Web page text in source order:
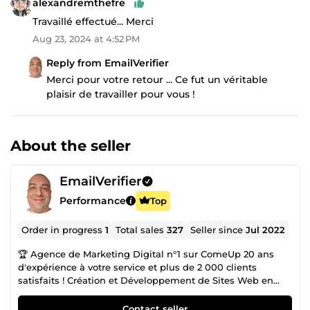
alexandremthefre
Travaillé effectué... Merci
Aug 23, 2024 at 4:52 PM
Reply from EmailVerifier
Merci pour votre retour ... Ce fut un véritable
plaisir de travailler pour vous !
About the seller
EmailVerifier
Performance Top
Order in progress1 Total sales327 Seller sinceJul 2022
🏆 Agence de Marketing Digital n°1 sur ComeUp 20 ans
d'expérience à votre service et plus de 2 000 clients
satisfaits ! Création et Développement de Sites Web en
CMS ou entièrement codés Sur-Mesure : ✅ Sites Carte de
Visites ✅ Sites Vitrines ✅ Sites E-Commerces ✅ Sites